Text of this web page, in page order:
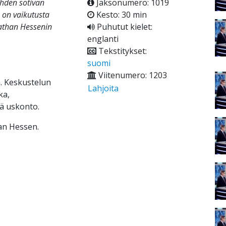
sotivan
vaikutusta
Hessenin
Keskustelun
uskonto.
Hessen.
Jaksonumero: 1019
Kesto: 30 min
Puhutut kielet:
englanti
Tekstitykset:
suomi
Viitenumero: 1203
Lahjoita